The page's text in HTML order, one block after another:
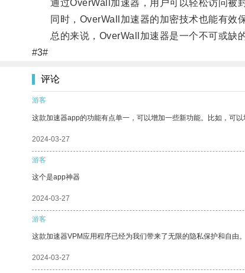
通过OverWall加速器，用户可以轻松访问被封
同时，OverWall加速器的加密技术也能有效保
总的来说，OverWall加速器是一个不可或缺的
#3#
评论
游客
这款加速器app的功能有点单一，可以增加一些新功能。比如，可
2024-03-27
游客
这个是app神器
2024-03-27
游客
这款加速器VPM应用程序已经为我们带来了无限的隐私保护和自由。
2024-03-27